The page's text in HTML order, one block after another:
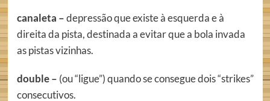
canaleta –depressão que existe à esquerda e à
direita da pista, destinada a evitar que a bola invada
as pistas vizinhas.
double – (ou “ligue”) quando se consegue dois “strikes”
consecutivos.